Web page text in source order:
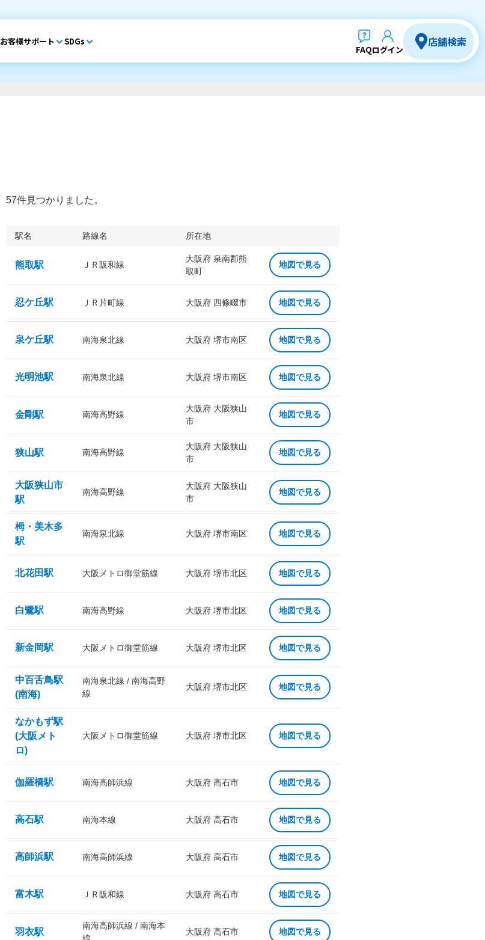
お客様サポート SDGs
FAQログイン
店舗検索
57件見つかりました。
駅名 路線名 所在地
熊取駅 ＪＲ阪和線
大阪府 泉南郡熊
取町
地図で見る
忍ケ丘駅 ＪＲ片町線 大阪府 四條畷市 地図で見る
泉ケ丘駅 南海泉北線 大阪府 堺市南区 地図で見る
光明池駅 南海泉北線 大阪府 堺市南区 地図で見る
金剛駅 南海高野線
大阪府 大阪狭山
市
地図で見る
狭山駅 南海高野線
大阪府 大阪狭山
市
地図で見る
大阪狭山市
駅
南海高野線
大阪府 大阪狭山
市
地図で見る
栂・美木多
駅
南海泉北線 大阪府 堺市南区 地図で見る
北花田駅 大阪メトロ御堂筋線 大阪府 堺市北区 地図で見る
白鷺駅 南海高野線 大阪府 堺市北区 地図で見る
新金岡駅 大阪メトロ御堂筋線 大阪府 堺市北区 地図で見る
中百舌鳥駅
(南海)
南海泉北線 / 南海高野
線
大阪府 堺市北区 地図で見る
なかもず駅
(大阪メト
ロ)
大阪メトロ御堂筋線 大阪府 堺市北区 地図で見る
伽羅橋駅 南海高師浜線 大阪府 高石市 地図で見る
高石駅 南海本線 大阪府 高石市 地図で見る
高師浜駅 南海高師浜線 大阪府 高石市 地図で見る
富木駅 ＪＲ阪和線 大阪府 高石市 地図で見る
羽衣駅
南海高師浜線 / 南海本
大阪府 高石市 地図で見る